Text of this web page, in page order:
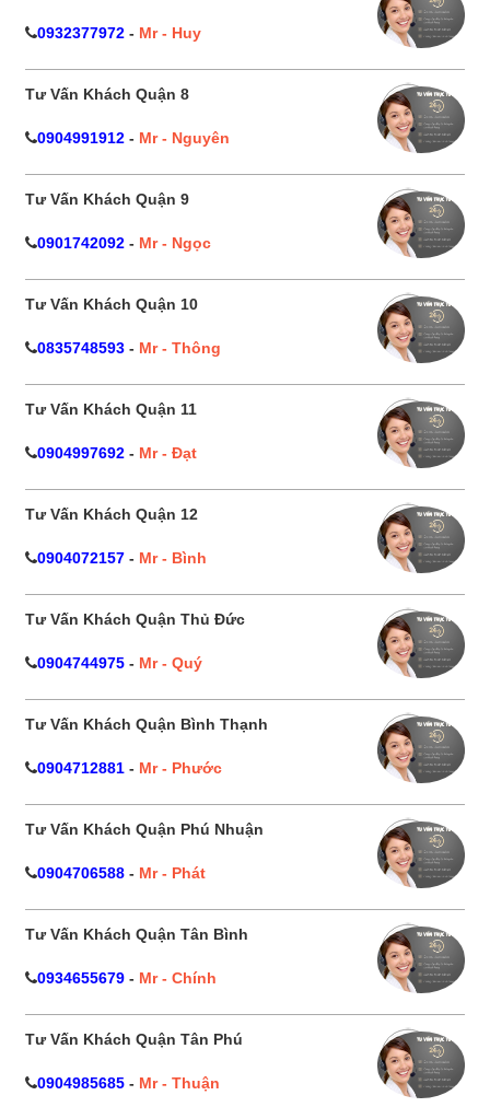
0932377972 - Mr - Huy
Tư Vấn Khách Quận 8
0904991912 - Mr - Nguyên
Tư Vấn Khách Quận 9
0901742092 - Mr - Ngọc
Tư Vấn Khách Quận 10
0835748593 - Mr - Thông
Tư Vấn Khách Quận 11
0904997692 - Mr - Đạt
Tư Vấn Khách Quận 12
0904072157 - Mr - Bình
Tư Vấn Khách Quận Thủ Đức
0904744975 - Mr - Quý
Tư Vấn Khách Quận Bình Thạnh
0904712881 - Mr - Phước
Tư Vấn Khách Quận Phú Nhuận
0904706588 - Mr - Phát
Tư Vấn Khách Quận Tân Bình
0934655679 - Mr - Chính
Tư Vấn Khách Quận Tân Phú
0904985685 - Mr - Thuận